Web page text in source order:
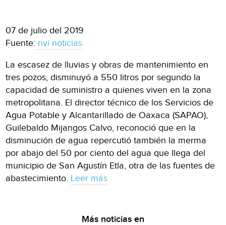
07 de julio del 2019
Fuente: nvi noticias
La escasez de lluvias y obras de mantenimiento en
tres pozos, disminuyó a 550 litros por segundo la
capacidad de suministro a quienes viven en la zona
metropolitana. El director técnico de los Servicios de
Agua Potable y Alcantarillado de Oaxaca (SAPAO),
Guilebaldo Mijangos Calvo, reconoció que en la
disminución de agua repercutió también la merma
por abajo del 50 por ciento del agua que llega del
municipio de San Agustín Etla, otra de las fuentes de
abastecimiento. Leer más
Más noticias en